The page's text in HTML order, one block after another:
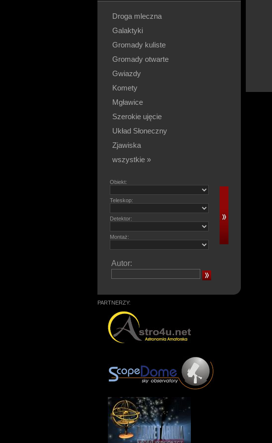
Droga mleczna
Galaktyki
Gromady kuliste
Gromady otwarte
Gwiazdy
Komety
Mgławice
Szerokie ujęcie
Układ Słoneczny
Zjawiska
wszystkie »
Obiekt:
Teleskop:
Detektor:
Montaż:
Autor:
PARTNERZY: